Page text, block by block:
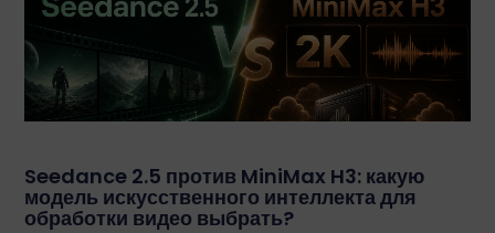
Seedance 2.5 против MiniMax H3: какую
модель искусственного интеллекта для
обработки видео выбрать?